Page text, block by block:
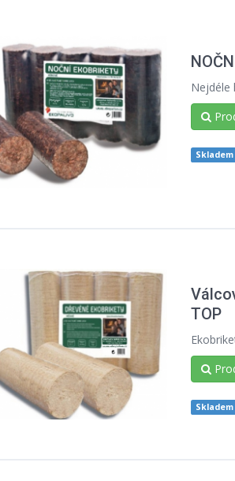
Nejdéle
Skladem
TOP
Skladem